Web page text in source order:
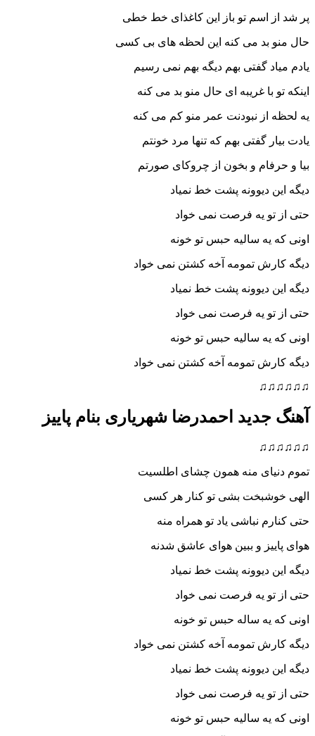
اسم تو باز این کاغذای خط خطی
بد می کنه این لحظه های بی کسی
گفتی بهم دیگه بهم نمی رسیم
با غریبه ای حال منو بد می کنه
از نبودنت عمر منو کم می کنه
گفتی بهم که تنها مرد خونتم
و بخون از چروکای صورتم
دیوونه پشت خط نمیاد
یه فرصت نمی خواد
سالیه حبس تو خونه
تمومه آخه کشتن نمی خواد
دیوونه پشت خط نمیاد
یه فرصت نمی خواد
سالیه حبس تو خونه
تمومه آخه کشتن نمی خواد
احمدرضا شهریاری بنام پاییز
منه همون چشای اطلسیت
بشی تو کنار هر کسی
نباشی یاد تو همراه منه
و ببین هوای عاشق شدنه
دیوونه پشت خط نمیاد
یه فرصت نمی خواد
یه ساله حبس تو خونه
تمومه آخه کشتن نمی خواد
دیوونه پشت خط نمیاد
یه فرصت نمی خواد
سالیه حبس تو خونه